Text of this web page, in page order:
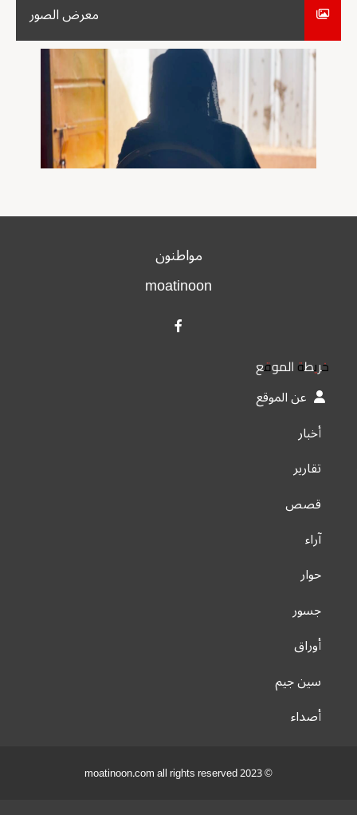
معرض الصور
مواطنون
moatinoon
خريطة الموقع
عن الموقع
أخبار
تقارير
قصص
آراء
حوار
جسور
أوراق
سين جيم
أصداء
© 2023 moatinoon.com all rights reserved